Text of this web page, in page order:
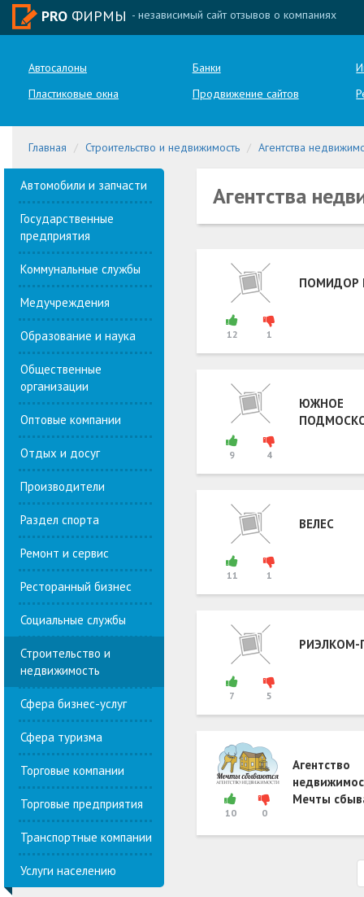
PRO ФИРМЫ - независимый сайт отзывов о компаниях
Автосалоны Банки
Пластиковые окна
Продвижение сайтов
Главная Строительство и недвижимость Агентства
Автомобили и запчасти
Государственные
предприятия
Коммунальные службы
Медучреждения
Образование и наука
Общественные
организации
Оптовые компании
Отдых и досуг
Производители
Раздел спорта
Ремонт и сервис
Ресторанный бизнес
Социальные службы
Строительство и
недвижимость
Сфера бизнес-услуг
Сфера туризма
Торговые компании
Торговые предприятия
Транспортные компании
Услуги населению
Агентства
12 1
ПОМИДОР
9 4
ЮЖНОЕ
11 1
ВЕЛЕС
7 5
РИЭЛКОМ-
10 0
Агентство
Мечты